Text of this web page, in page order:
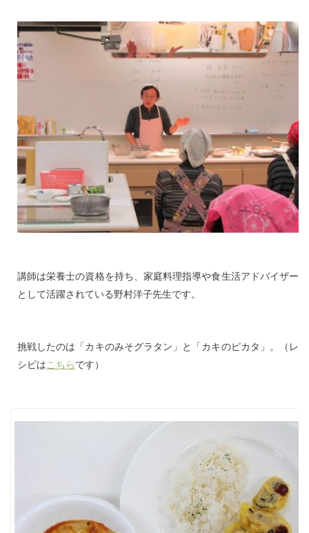
講師は栄養士の資格を持ち、家庭料理指導や食生活アドバイザー
として活躍されている野村洋子先生です。
挑戦したのは「カキのみそグラタン」と「カキのピカタ」。（レ
シピはこちらです）